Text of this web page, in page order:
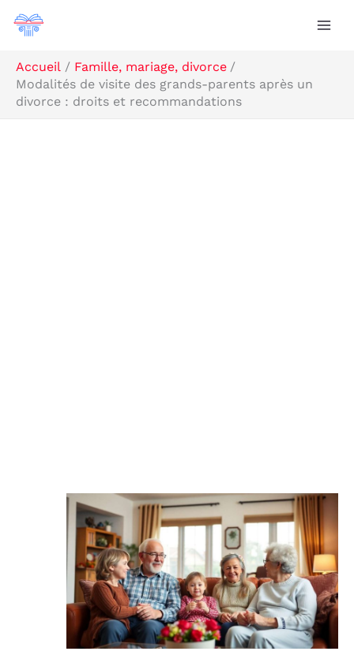
Aller
Accueil
Famille, mariage, divorce
Modalités de visite des grands-parents après un
divorce : droits et recommandations
Rechercher